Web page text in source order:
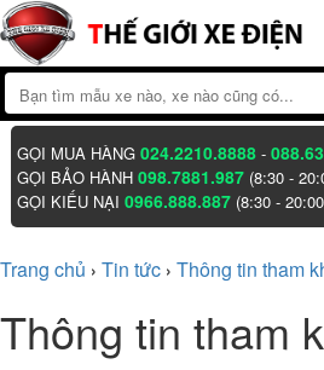
GỌI MUA HÀNG024.2210.8888 -
GỌI BẢO HÀNH098.7881.987 (8:30 -
GỌI KIẾU NẠI0966.888.887 (8:30 -
Trang chủ › Tin tức › Thông tin tham
Thông tin tham